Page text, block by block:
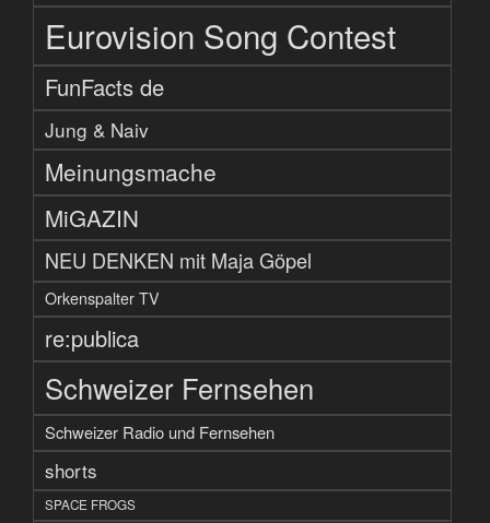
Eurovision Song Contest
FunFacts de
Jung & Naiv
Meinungsmache
MiGAZIN
NEU DENKEN mit Maja Göpel
Orkenspalter TV
re:publica
Schweizer Fernsehen
Schweizer Radio und Fernsehen
shorts
SPACE FROGS